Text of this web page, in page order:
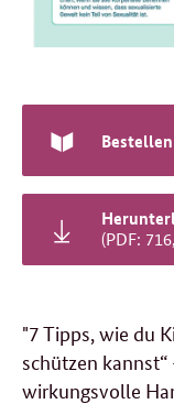
Bestellen
(PDF:
"7 Tipps, wie du
schützen
wirkungsvolle